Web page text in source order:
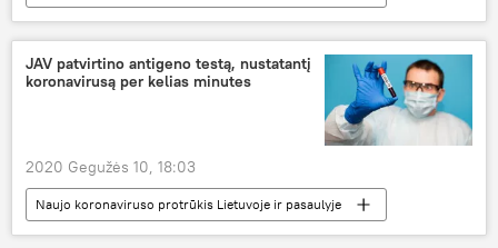
Pasaulyje
Donaldas Trampas
vakcinacija
koronavirusas
JAV patvirtino antigeno testą, nustatantį
koronavirusą per kelias minutes
2020 Gegužės 10, 18:03
Naujo koronaviruso protrūkis Lietuvoje ir pasaulyje
Pasaulyje
JAV koronavirusas